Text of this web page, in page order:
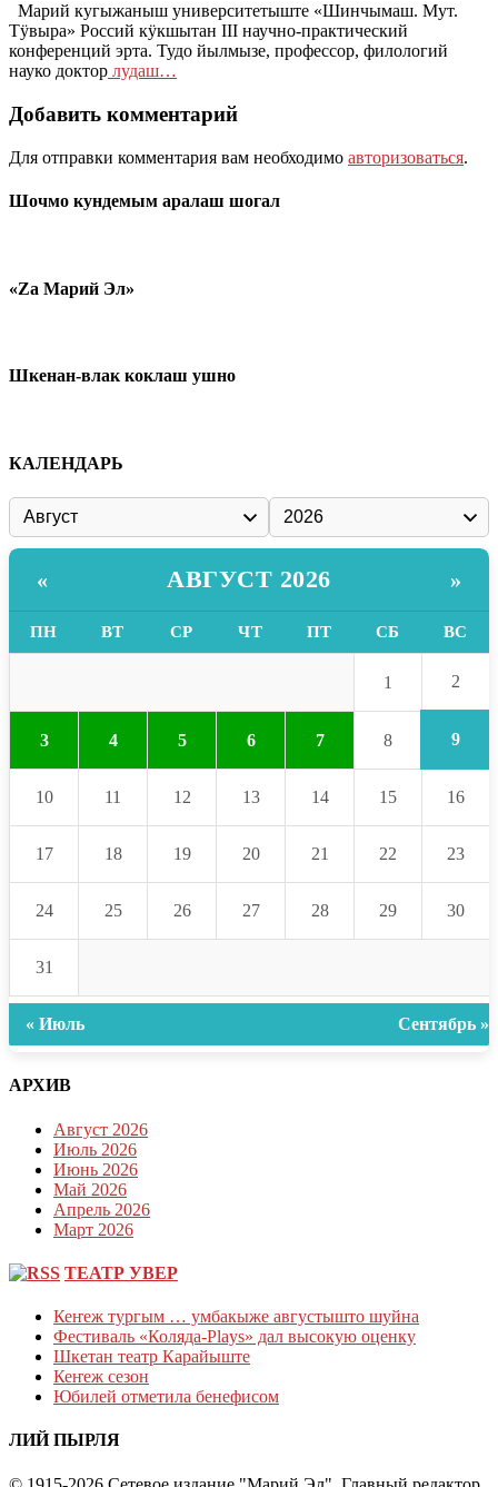
Марий кугыжаныш университетыште «Шинчымаш. Мут.
Тӱвыра» Россий кӱкшытан III научно-практический
конференций эрта. Тудо йылмызе, профессор, филологий
науко доктор лудаш…
Добавить комментарий
Для отправки комментария вам необходимо авторизоваться.
Шочмо кундемым аралаш шогал
«Zа Марий Эл»
Шкенан-влак коклаш ушно
КАЛЕНДАРЬ
« АВГУСТ 2026 »
ПН ВТ СР ЧТ ПТ СБ ВС
1 2
3 4 5 6 7 8 9
10 11 12 13 14 15 16
17 18 19 20 21 22 23
24 25 26 27 28 29 30
31
« Июль Сентябрь »
АРХИВ
Август 2026
Июль 2026
Июнь 2026
Май 2026
Апрель 2026
Март 2026
ТЕАТР УВЕР
Кеҥеж тургым … умбакыже августышто шуйна
Фестиваль «Коляда-Plays» дал высокую оценку
Шкетан театр Карайыште
Кеҥеж сезон
Юбилей отметила бенефисом
ЛИЙ ПЫРЛЯ